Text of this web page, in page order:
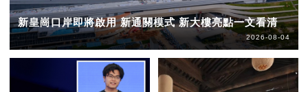
新皇崗口岸即將啟用 新通關模式 新大樓亮點一文看清
2026-08-04